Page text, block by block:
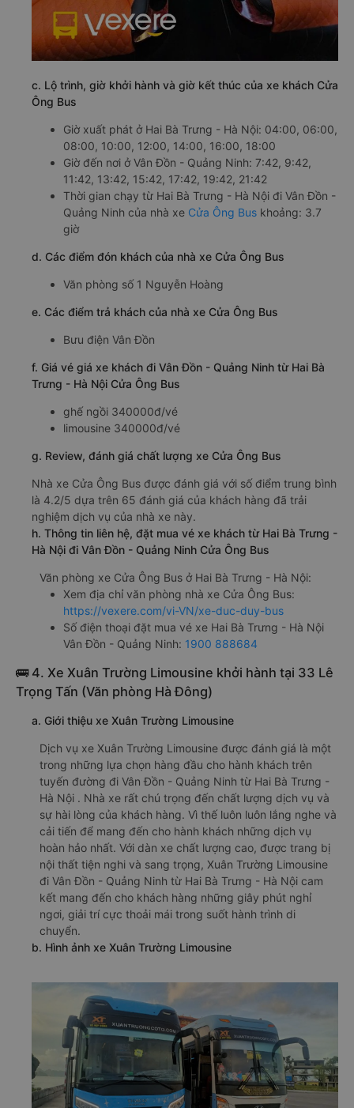
c. Lộ trình, giờ khởi hành và giờ kết thúc của xe khách Cửa
Ông Bus
Giờ xuất phát ở Hai Bà Trưng - Hà Nội: 04:00, 06:00,
08:00, 10:00, 12:00, 14:00, 16:00, 18:00
Giờ đến nơi ở Vân Đồn - Quảng Ninh: 7:42, 9:42,
11:42, 13:42, 15:42, 17:42, 19:42, 21:42
Thời gian chạy từ Hai Bà Trưng - Hà Nội đi Vân Đồn -
Quảng Ninh của nhà xe Cửa Ông Bus khoảng: 3.7
giờ
d. Các điểm đón khách của nhà xe Cửa Ông Bus
Văn phòng số 1 Nguyễn Hoàng
e. Các điểm trả khách của nhà xe Cửa Ông Bus
Bưu điện Vân Đồn
f. Giá vé giá xe khách đi Vân Đồn - Quảng Ninh từ Hai Bà
Trưng - Hà Nội Cửa Ông Bus
ghế ngồi 340000đ/vé
limousine 340000đ/vé
g. Review, đánh giá chất lượng xe Cửa Ông Bus
Nhà xe Cửa Ông Bus được đánh giá với số điểm trung bình
là 4.2/5 dựa trên 65 đánh giá của khách hàng đã trải
nghiệm dịch vụ của nhà xe này.
h. Thông tin liên hệ, đặt mua vé xe khách từ Hai Bà Trưng -
Hà Nội đi Vân Đồn - Quảng Ninh Cửa Ông Bus
Văn phòng xe Cửa Ông Bus ở Hai Bà Trưng - Hà Nội:
Xem địa chỉ văn phòng nhà xe Cửa Ông Bus:
https://vexere.com/vi-VN/xe-duc-duy-bus
Số điện thoại đặt mua vé xe Hai Bà Trưng - Hà Nội
Vân Đồn - Quảng Ninh: 1900 888684
🚌 4. Xe Xuân Trường Limousine khởi hành tại 33 Lê
Trọng Tấn (Văn phòng Hà Đông)
a. Giới thiệu xe Xuân Trường Limousine
Dịch vụ xe Xuân Trường Limousine được đánh giá là một
trong những lựa chọn hàng đầu cho hành khách trên
tuyến đường đi Vân Đồn - Quảng Ninh từ Hai Bà Trưng -
Hà Nội . Nhà xe rất chú trọng đến chất lượng dịch vụ và
sự hài lòng của khách hàng. Vì thế luôn luôn lắng nghe và
cải tiến để mang đến cho hành khách những dịch vụ
hoàn hảo nhất. Với dàn xe chất lượng cao, được trang bị
nội thất tiện nghi và sang trọng, Xuân Trường Limousine
đi Vân Đồn - Quảng Ninh từ Hai Bà Trưng - Hà Nội cam
kết mang đến cho khách hàng những giây phút nghỉ
ngơi, giải trí cực thoải mái trong suốt hành trình di
chuyển.
b. Hình ảnh xe Xuân Trường Limousine